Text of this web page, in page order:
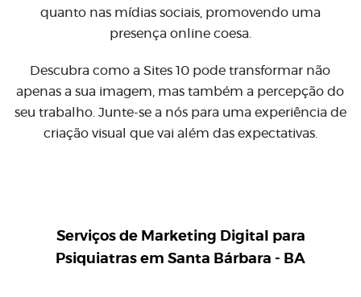
quanto nas mídias sociais, promovendo uma
presença online coesa.
Descubra como a Sites 10 pode transformar não
apenas a sua imagem, mas também a percepção do
seu trabalho. Junte-se a nós para uma experiência de
criação visual que vai além das expectativas.
Serviços de Marketing Digital para
Psiquiatras em Santa Bárbara - BA